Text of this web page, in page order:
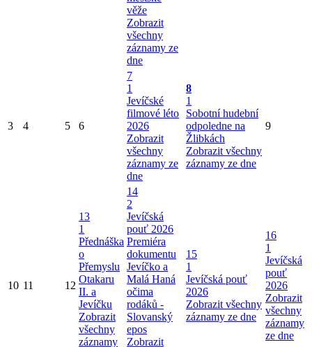
věže
Zobrazit
všechny
záznamy ze
dne
3 4 5 6
7
1
Jevíčské
filmové léto
2026
Zobrazit
všechny
záznamy ze
dne
8
1
Sobotní hudební
odpoledne na
Žlibkách
Zobrazit všechny
záznamy ze dne
9
10 11 12
13
1
Přednáška
o
Přemyslu
Otakaru
II. a
Jevíčku
Zobrazit
všechny
záznamy
14
2
Jevíčská
pouť 2026
Premiéra
dokumentu
Jevíčko a
Malá Haná
očima
rodáků -
Slovanský
epos
Zobrazit
15
1
Jevíčská pouť
2026
Zobrazit všechny
záznamy ze dne
16
1
Jevíčská
pouť
2026
Zobrazit
všechny
záznamy
ze dne